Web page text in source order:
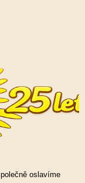
oslavíme